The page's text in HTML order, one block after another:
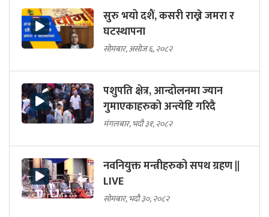
सुरु भयो दशैं, कसरी राख्ने जमरा र
घटस्थापना
सोमबार, असोज ६, २०८२
पशुपति क्षेत्र, आन्दोलनमा ज्यान
गुमाएकाहरुको अन्त्येष्टि गरिदै
मंगलबार, भदौ ३१, २०८२
नवनियुक्त मन्त्रीहरुको सपथ ग्रहण ||
LIVE
सोमबार, भदौ ३०, २०८२